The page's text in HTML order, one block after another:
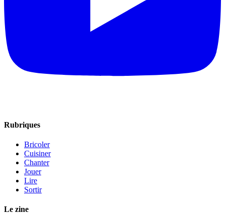
Rubriques
Bricoler
Cuisiner
Chanter
Jouer
Lire
Sortir
Le zine